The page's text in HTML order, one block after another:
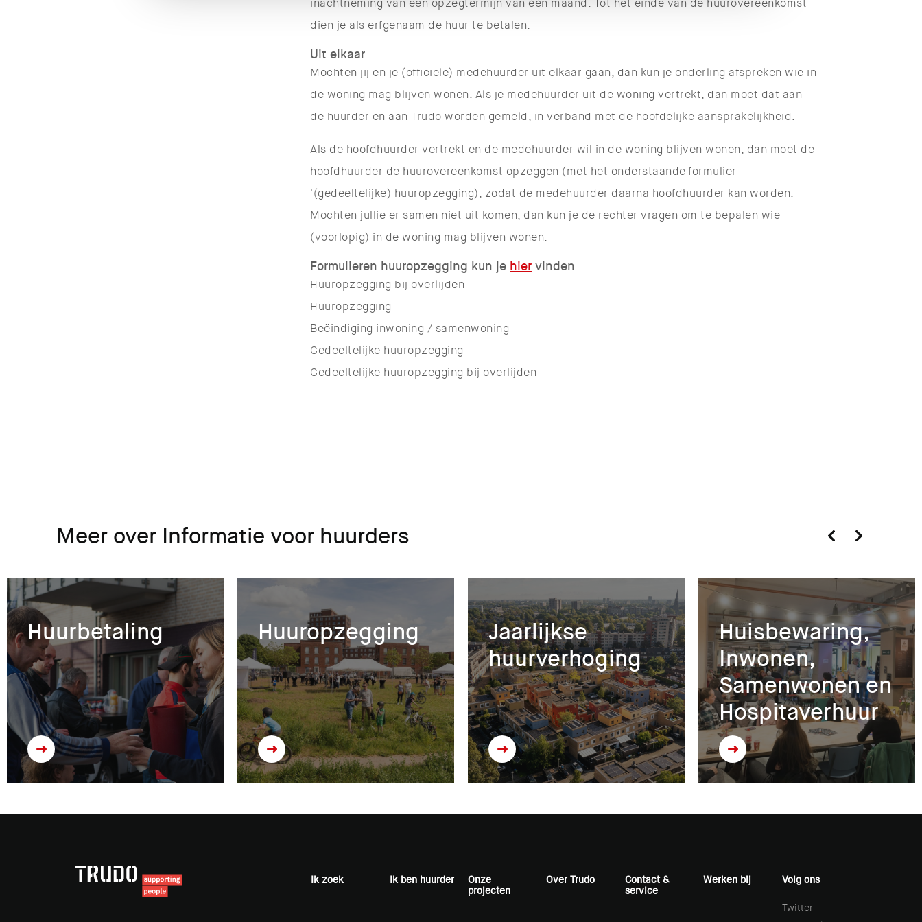
inachtneming van een opzegtermijn van één maand. Tot het einde van de huurovereenkomst
dien je als erfgenaam de huur te betalen.
Uit elkaar
Mochten jij en je (officiële) medehuurder uit elkaar gaan, dan kun je onderling afspreken wie in
de woning mag blijven wonen. Als je medehuurder uit de woning vertrekt, dan moet dat aan
de huurder en aan Trudo worden gemeld, in verband met de hoofdelijke aansprakelijkheid.
Als de hoofdhuurder vertrekt en de medehuurder wil in de woning blijven wonen, dan moet de
hoofdhuurder de huurovereenkomst opzeggen (met het onderstaande formulier
'(gedeeltelijke) huuropzegging), zodat de medehuurder daarna hoofdhuurder kan worden.
Mochten jullie er samen niet uit komen, dan kun je de rechter vragen om te bepalen wie
(voorlopig) in de woning mag blijven wonen.
Formulieren huuropzegging kun je hier vinden
Huuropzegging bij overlijden
Huuropzegging
Beëindiging inwoning / samenwoning
Gedeeltelijke huuropzegging
Gedeeltelijke huuropzegging bij overlijden
Meer over Informatie voor huurders
Huurbetaling Huuropzegging
Jaarlijkse
huurverhoging
Huisbewaring,
Inwonen,
Samenwonen en
Hospitaverhuur
Ik zoek Ik ben huurder
Onze
projecten
Over Trudo
Contact &
service
Werken bij Volg ons
Twitter